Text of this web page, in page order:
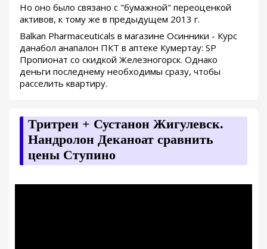
Но оно было связано с "бумажной" переоценкой
активов, к тому же в предыдущем 2013 г.
Balkan Pharmaceuticals в магазине Осинники - Курс
данабол анапалон ПКТ в аптеке Кумертау: SP
Пропионат со скидкой Железногорск. Однако
деньги последнему необходимы сразу, чтобы
расселить квартиру.
Тритрен + Сустанон Жигулевск.
Нандролон Деканоат сравнить
цены Ступино